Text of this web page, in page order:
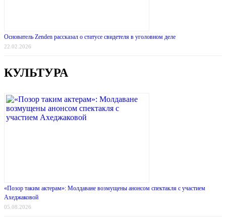
Основатель Zenden рассказал о статусе свидетеля в уголовном деле
22.02.2026
КУЛЬТУРА
«Позор таким актерам»: Молдаване возмущены анонсом спектакля с участием
Ахеджаковой
05.08.2026